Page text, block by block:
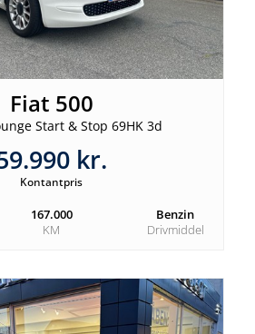
Fiat 500
Start & Stop 69HK 3d
kr.
Kontantpris
167.000
KM
Benzin
Drivmiddel